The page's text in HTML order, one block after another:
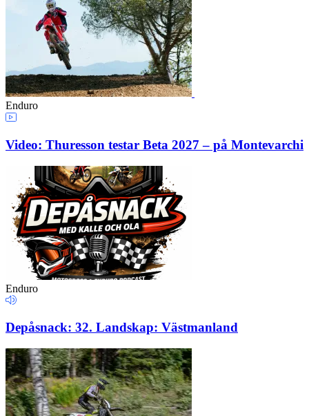
Enduro
Video: Thuresson testar Beta 2027 – på Montevarchi
Enduro
Depåsnack: 32. Landskap: Västmanland